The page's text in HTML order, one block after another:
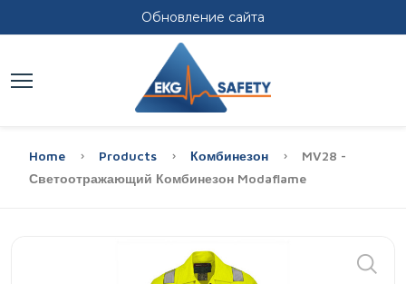
Обновление сайта
Home Products Комбинезон
MV28 -
Светоотражающий Комбинезон Modaflame